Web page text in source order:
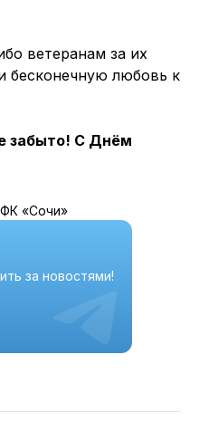
ветеранам за их
бесконечную любовь к
забыто! С Днём
«Сочи»
за новостями!